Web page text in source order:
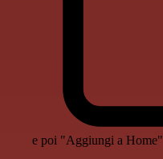
e poi "Aggiungi a Home"